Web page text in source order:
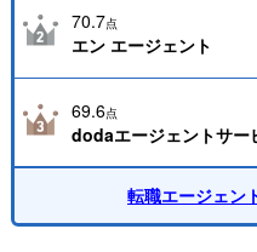
70.7点
エン エージェント
69.6点
dodaエージェントサー
転職エージェン